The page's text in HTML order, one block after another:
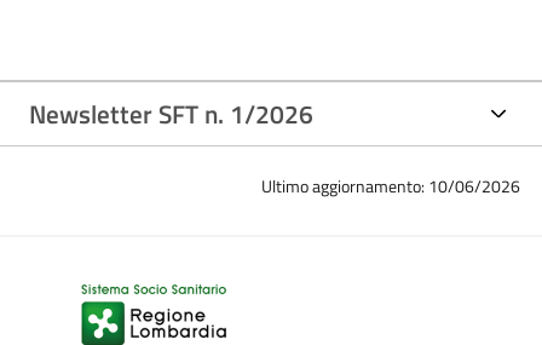
Newsletter SFT n. 1/2026
Ultimo aggiornamento: 10/06/2026